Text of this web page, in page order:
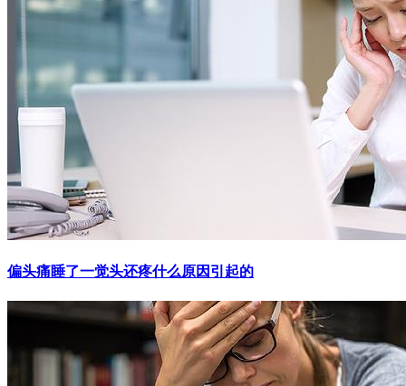
偏头痛睡了一觉头还疼什么原因引起的